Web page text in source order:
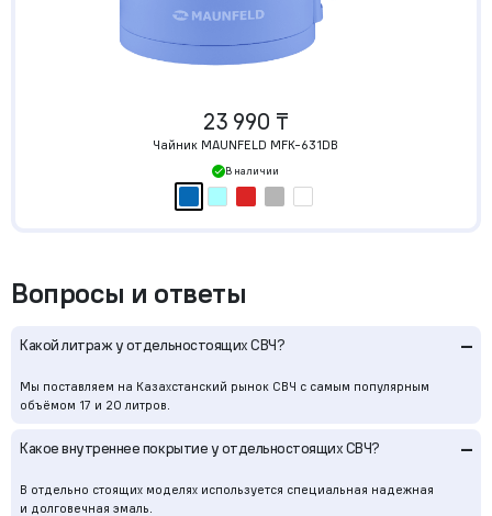
Вопросы и ответы
Какой литраж у отдельностоящих СВЧ? –
Мы поставляем на Казахстанский рынок СВЧ с самым популярным
объёмом 17 и 20 литров.
Какое внутреннее покрытие у отдельностоящих СВЧ? –
В отдельно стоящих моделях используется специальная надежная
и долговечная эмаль.
23 990 ₸
Чайник MAUNFELD MFK-631DB
В наличии